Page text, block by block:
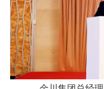
企业文化
《资源再生》杂志
行情报价
数字报